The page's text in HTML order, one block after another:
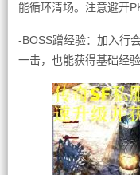
能循环清场。注意避开
-BOSS蹭经验：加入行
一击，也能获得基础经验